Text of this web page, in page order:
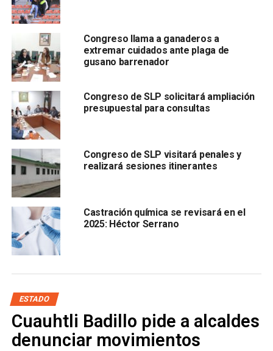
Añadió que “el gobierno federal y el estatal, a través de
sus oficinas de Salud, no han hecho nada para informar a la
sociedad de los gravísimos problemas que implica y que
se conocen en todas partes”.
El diputado Govea Arcos consideró que “las autoridades
creen que viven en un mundo de cristal y esto es
global, nos pegará y afectará la producción económica, en
el caso de San Luis de la industria automotriz porque la
producción va disminuir, es un tema serio, que debe ser
atendido en esos términos”.
ARTÍCULOS RELACIONADOS:
CONGRESO DE SLP
CORONAVIRUS
GOVEA SLP
SIGUIENTE
Congreso llama a ganaderos a
extremar cuidados ante plaga de
gusano barrenador
Congreso de SLP solicitará ampliación
presupuestal para consultas
Congreso de SLP visitará penales y
realizará sesiones itinerantes
Castración química se revisará en el
2025: Héctor Serrano
ESTADO
Cuauhtli Badillo pide a alcaldes
denunciar movimientos